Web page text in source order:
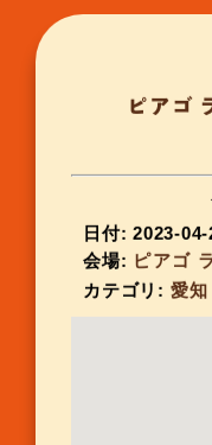
ピアゴ
日付: 2023-04-
会場: ピアゴ
カテゴリ: 愛知